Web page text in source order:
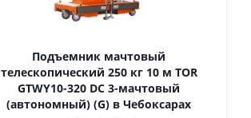
Подъемник мачтовый
телескопический 250 кг 10 м TOR
GTWY10-320 DC 3-мачтовый
(автономный) (G) в Чебоксарах